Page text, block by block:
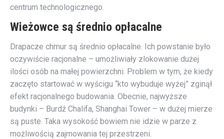
centrum technologicznego.
Wieżowce są średnio opłacalne
Drapacze chmur są średnio opłacalne. Ich powstanie było
oczywiście racjonalne – umożliwiały zlokowanie dużej
ilości osób na małej powierzchni. Problem w tym, że kiedy
zaczęto startować w wyścigu “kto wybuduje wyżej” zginął
efekt racjonalnego budowania. Obecnie, najwyższe
budynki – Burdź Chalifa, Shanghai Tower – w dużej mierze
są puste. Taka wysokość bowiem nie idzie w parze z
możliwością zajmowania tej przestrzeni.